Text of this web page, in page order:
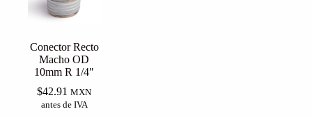
Conector Recto
Macho OD
10mm R 1/4″
$42.91 MXN
antes de IVA